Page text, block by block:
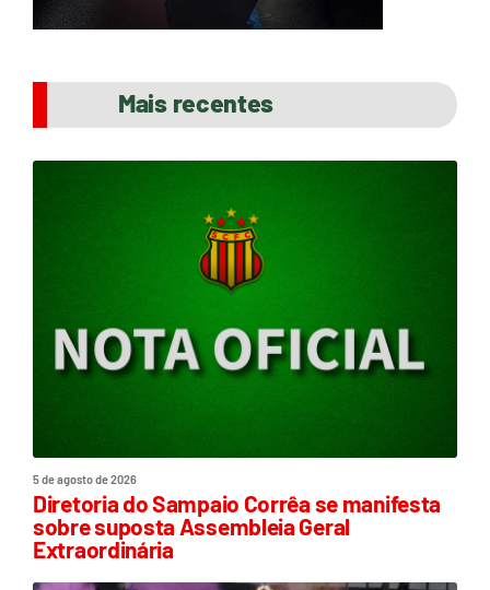
Mais recentes
5 de agosto de 2026
Diretoria do Sampaio Corrêa se manifesta
sobre suposta Assembleia Geral
Extraordinária